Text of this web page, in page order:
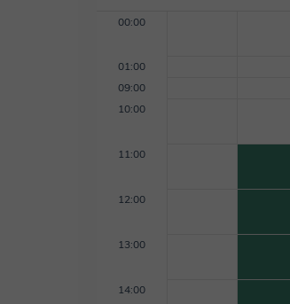
00:00
01:00
09:00
10:00
11:00
12:00
13:00
14:00